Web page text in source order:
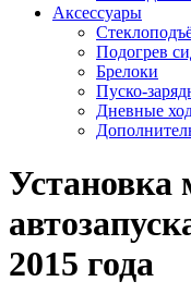
Аксессуары
Подогрев
Брелоки
Пуско-
Дневные
Установка
2015 года